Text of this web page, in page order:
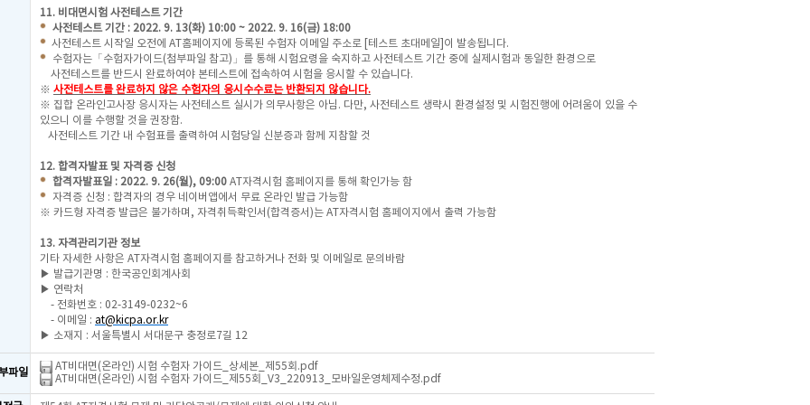
11. 비대면시험 사전테스트 기간
사전테스트 기간 : 2022. 9. 13(화) 10:00 ~ 2022. 9. 16(금) 18:00
사전테스트 시작일 오전에 AT홈페이지에 등록된 수험자 이메일 주소로 [테스트 초대메일]이 발송됩니다.
수험자는「수험자가이드(첨부파일 참고)」를 통해 시험요령을 숙지하고 사전테스트 기간 중에 실제시험과 동일한 환경으로
사전테스트를 반드시 완료하여야 본테스트에 접속하여 시험을 응시할 수 있습니다.
※ 사전테스트를 완료하지 않은 수험자의 응시수수료는 반환되지 않습니다.
※ 집합 온라인고사장 응시자는 사전테스트 실시가 의무사항은 아님. 다만, 사전테스트 생략시 환경설정 및 시험진행에 어려움이 있을 수
있으니 이를 수행할 것을 권장함.
사전테스트 기간 내 수험표를 출력하여 시험당일 신분증과 함께 지참할 것
12. 합격자발표 및 자격증 신청
합격자발표일 : 2022. 9. 26(월), 09:00 AT자격시험 홈페이지를 통해 확인가능 함
자격증 신청 : 합격자의 경우 네이버앱에서 무료 온라인 발급 가능함
※ 카드형 자격증 발급은 불가하며, 자격취득확인서(합격증서)는 AT자격시험 홈페이지에서 출력 가능함
13. 자격관리기관 정보
기타 자세한 사항은 AT자격시험 홈페이지를 참고하거나 전화 및 이메일로 문의바람
▶ 발급기관명 : 한국공인회계사회
▶ 연락처
- 전화번호 : 02-3149-0232~6
- 이메일 : at@kicpa.or.kr
▶ 소재지 : 서울특별시 서대문구 충정로7길 12
파일
AT비대면(온라인) 시험 수험자 가이드_상세본_제55회.pdf
AT비대면(온라인) 시험 수험자 가이드_제55회_V3_220913_모바일운영체제수정.pdf